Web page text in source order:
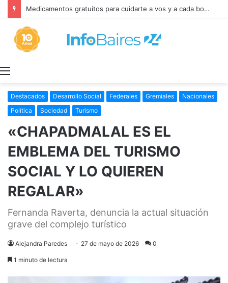
Milei retira el capítulo sobre la Ley de Tierras para salvar el proyecto de Inviolabilidad de la Propiedad Privada
Destacados Desarrollo Social Federales Gremiales
Nacionales
Política
Sociedad Turismo
«CHAPADMALAL ES EL
EMBLEMA DEL TURISMO
SOCIAL Y LO QUIEREN
REGALAR»
Fernanda Raverta, denuncia la actual situación
grave del complejo turístico
Alejandra Paredes 27 de mayo de 2026 0
1 minuto de lectura